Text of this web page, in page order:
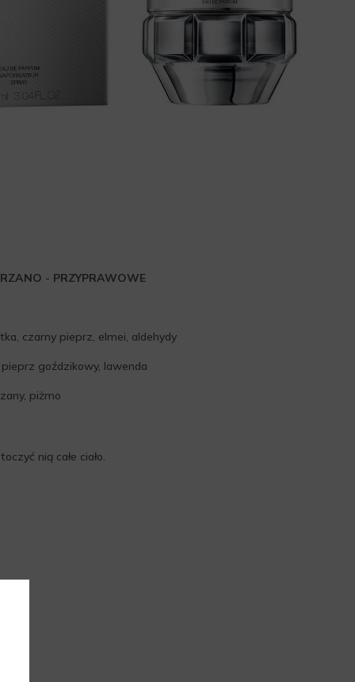
- PRZYPRAWOWE
czarny pieprz, elmei, aldehydy
goździkowy, lawenda
piżmo
nią całe ciało.